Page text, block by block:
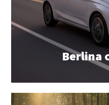
Berlina